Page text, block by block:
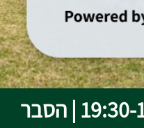
מגזר ציבורי | 19:30-16:00 | הסבר